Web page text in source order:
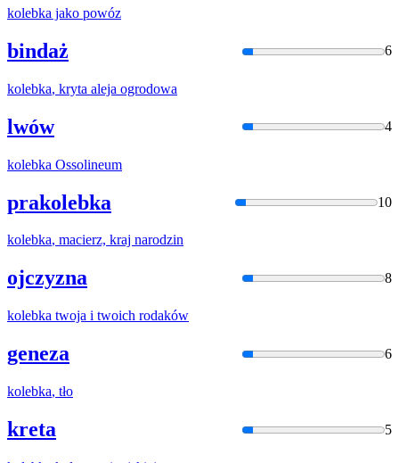
kolebka jako powóz
bindaż 6
kolebka, kryta aleja ogrodowa
lwów 4
kolebka Ossolineum
prakolebka 10
kolebka, macierz, kraj narodzin
ojczyzna 8
kolebka twoja i twoich rodaków
geneza 6
kolebka, tło
kreta 5